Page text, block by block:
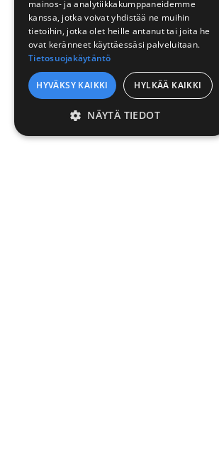
mainos- ja analytiikkakumppaneidemme
kanssa, jotka voivat yhdistää ne muihin
tietoihin, jotka olet heille antanut tai joita he
ovat keränneet käyttäessäsi palveluitaan.
Tietosuojakäytäntö
HYVÄKSY KAIKKI HYLKÄÄ KAIKKI
NÄYTÄ TIEDOT
EHDOTTOMASTI